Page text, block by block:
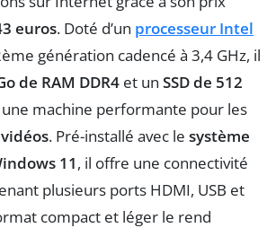
euros. Doté d’un processeur Intel
génération cadencé à 3,4 GHz, il
de RAM DDR4 et un SSD de 512
une machine performante pour les
vidéos. Pré-installé avec le système
11, il offre une connectivité
plusieurs ports HDMI, USB et
compact et léger le rend